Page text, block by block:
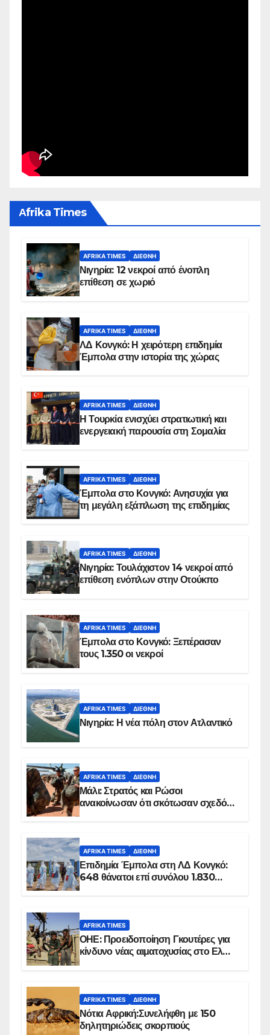
Αfrika Times
AFRIKA TIMES ΔΙΕΘΝΉ
Νιγηρία: 12 νεκροί από ένοπλη
επίθεση σε χωριό
AFRIKA TIMES ΔΙΕΘΝΉ
ΛΔ Κονγκό: Η χειρότερη επιδημία
Έμπολα στην ιστορία της χώρας
AFRIKA TIMES ΔΙΕΘΝΉ
Η Τουρκία ενισχύει στρατιωτική και
ενεργειακή παρουσία στη Σομαλία
AFRIKA TIMES ΔΙΕΘΝΉ
Έμπολα στο Κονγκό: Ανησυχία για
τη μεγάλη εξάπλωση της επιδημίας
AFRIKA TIMES ΔΙΕΘΝΉ
Νιγηρία: Τουλάχιστον 14 νεκροί από
επίθεση ενόπλων στην Οτούκπο
AFRIKA TIMES ΔΙΕΘΝΉ
Έμπολα στο Κονγκό: Ξεπέρασαν
τους 1.350 οι νεκροί
AFRIKA TIMES ΔΙΕΘΝΉ
Νιγηρία: Η νέα πόλη στον Ατλαντικό
AFRIKA TIMES ΔΙΕΘΝΉ
Μάλι: Στρατός και Ρώσοι
ανακοίνωσαν ότι σκότωσαν σχεδόν
AFRIKA TIMES ΔΙΕΘΝΉ
Επιδημία Έμπολα στη ΛΔ Κονγκό:
648 θάνατοι επί συνόλου 1.830
AFRIKA TIMES
ΟΗΕ: Προειδοποίηση Γκουτέρες για
κίνδυνο νέας αιματοχυσίας στο Ελ
AFRIKA TIMES ΔΙΕΘΝΉ
Νότια Αφρική:Συνελήφθη με 150
δηλητηριώδεις σκορπιούς